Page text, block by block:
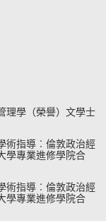
理學（榮譽）文學士
術指導︰倫敦政治經
學專業進修學院合
術指導︰倫敦政治經
學專業進修學院合